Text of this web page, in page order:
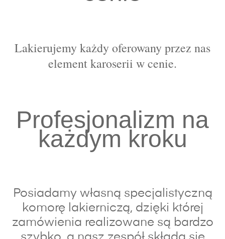
Lakierujemy każdy oferowany przez nas
element karoserii w cenie.
Profesjonalizm na
każdym kroku
Posiadamy własną specjalistyczną
komorę lakierniczą, dzięki której
zamówienia realizowane są bardzo